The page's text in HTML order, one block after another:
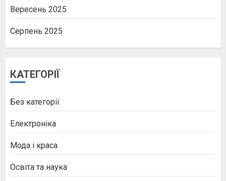
Вересень 2025
Серпень 2025
КАТЕГОРІЇ
Без категорії
Електроніка
Мода і краса
Освіта та наука